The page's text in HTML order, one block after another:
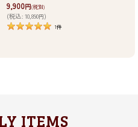
9,900円(税別)
(税込: 10,890円)
1件
ITEMS